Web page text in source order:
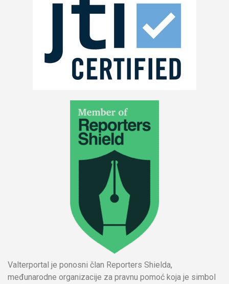
Valterportal je ponosni član Reporters Shielda,
međunarodne organizacije za pravnu pomoć koja je simbol